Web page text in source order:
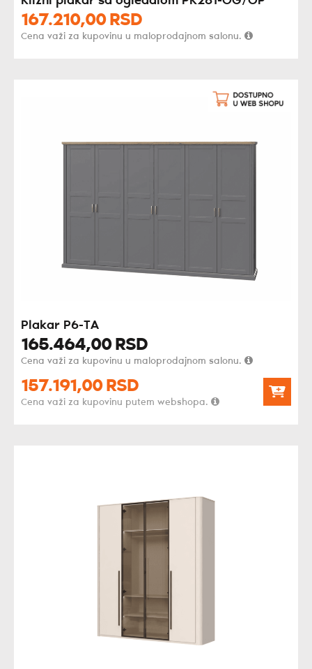
167.210,00 RSD
Cena važi za kupovinu u maloprodajnom salonu.
Plakar P6-TA
165.464,00 RSD
Cena važi za kupovinu u maloprodajnom salonu.
157.191,00 RSD
Cena važi za kupovinu putem webshopa.